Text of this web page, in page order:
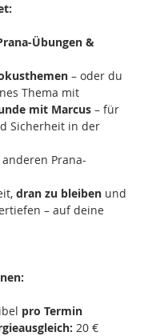
Übungen &
– oder du
Thema mit
mit Marcus – für
Sicherheit in der
Prana-
dran zu bleiben und
– auf deine
pro Termin
20 €